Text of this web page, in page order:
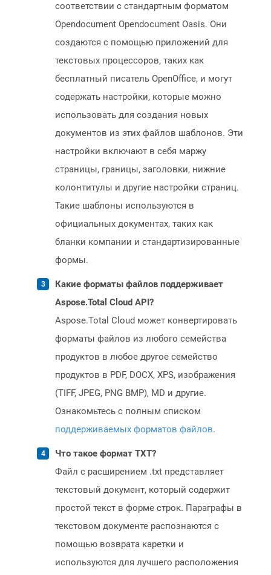
соответствии с стандартным форматом
Opendocument Opendocument Oasis. Они
создаются с помощью приложений для
текстовых процессоров, таких как
бесплатный писатель OpenOffice, и могут
содержать настройки, которые можно
использовать для создания новых
документов из этих файлов шаблонов. Эти
настройки включают в себя маржу
страницы, границы, заголовки, нижние
колонтитулы и другие настройки страниц.
Такие шаблоны используются в
официальных документах, таких как
бланки компании и стандартизированные
формы.
Какие форматы файлов поддерживает
Aspose.Total Cloud API?
Aspose.Total Cloud может конвертировать
форматы файлов из любого семейства
продуктов в любое другое семейство
продуктов в PDF, DOCX, XPS, изображения
(TIFF, JPEG, PNG BMP), MD и другие.
Ознакомьтесь с полным списком
поддерживаемых форматов файлов.
Что такое формат TXT?
Файл с расширением .txt представляет
текстовый документ, который содержит
простой текст в форме строк. Параграфы в
текстовом документе распознаются с
помощью возврата каретки и
используются для лучшего расположения